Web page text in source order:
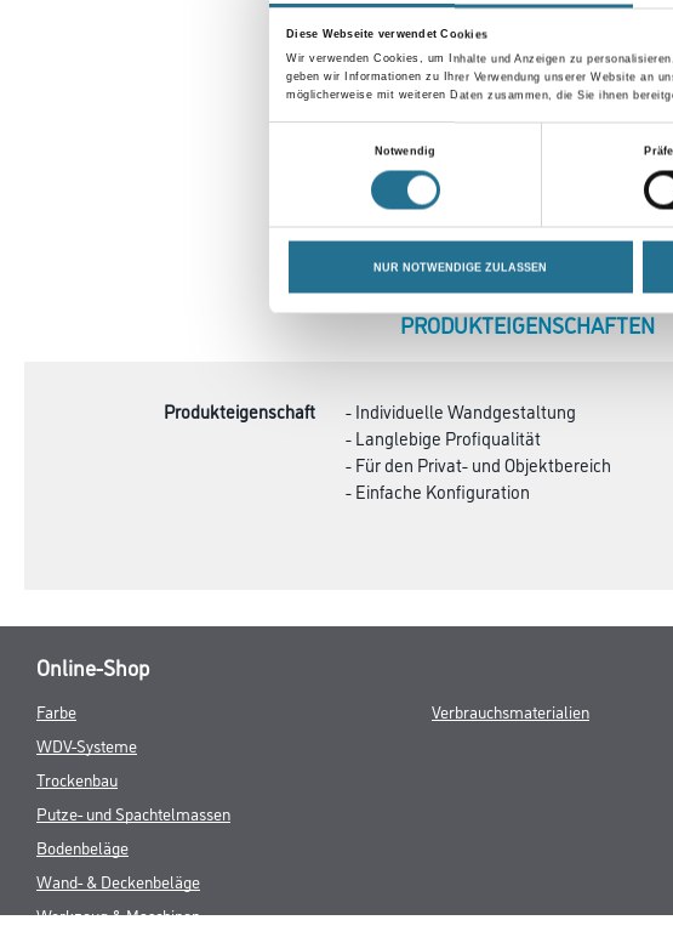
Diese Webseite verwendet Cookies
Wir verwenden Cookies, um Inhalte und Anzeigen zu
geben wir Informationen zu Ihrer Verwendung unserer Website an
möglicherweise mit weiteren Daten zusammen, die Sie ihnen
Notwendig
NUR NOTWENDIGE ZULASSEN
CURRENT
PRODUKTEIGENSCHAFTEN
Produkteigenschaft
- Individuelle Wandgestaltung
- Langlebige Profiqualität
- Für den Privat- und Objektbereich
- Einfache Konfiguration
Online-Shop
Farbe
WDV-Systeme
Trockenbau
Putze- und Spachtelmassen
Bodenbeläge
Wand- & Deckenbeläge
Werkzeug & Maschinen
Verbrauchsmaterialien